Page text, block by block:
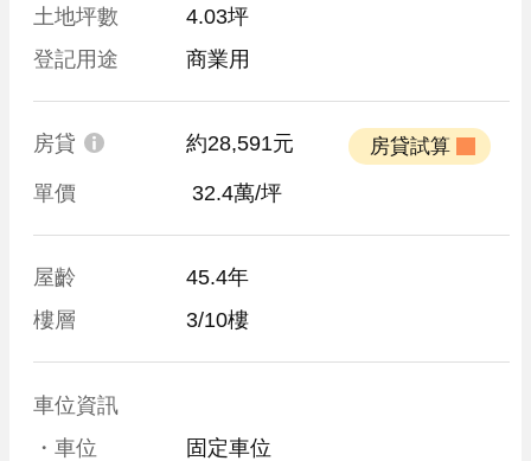
土地坪數
4.03坪
登記用途
商業用
房貸 約28,591元
單價 32.4萬/坪
屋齡
45.4年
樓層
3/10樓
車位資訊
・車位
固定車位